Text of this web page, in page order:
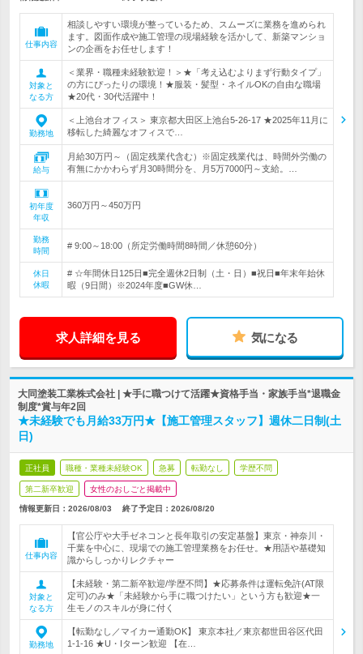
仕事内容
相談しやすい環境が整っているため、スムーズに業務を進められ
ます。図面作成や施工管理の現場経験を活かして、新築マンショ
ンの企画をお任せします！
対象と
なる方
＜業界・職種未経験歓迎！＞★「考え込むよりまず行動タイプ」
の方にぴったりの環境！★服装・髪型・ネイルOKの自由な職場
★20代・30代活躍中！
勤務地
＜上池台オフィス＞ 東京都大田区上池台5-26-17 ★2025年11月に
移転した綺麗なオフィスで…
給与
月給30万円～（固定残業代含む）※固定残業代は、時間外労働の
有無にかかわらず月30時間分を、月5万7000円～支給。…
初年度
年収
360万円～450万円
勤務
時間
# 9:00～18:00（所定労働時間8時間／休憩60分）
休日
休暇
# ☆年間休日125日■完全週休2日制（土・日）■祝日■年末年始休
暇（9日間）※2024年度■GW休…
求人詳細を見る 気になる
大同塗装工業株式会社 | ★手に職つけて活躍★資格手当・家族手当*退職金
制度*賞与年2回
★未経験でも月給33万円★【施工管理スタッフ】週休二日制(土
日)
正社員 職種・業種未経験OK 急募 転勤なし 学歴不問
第二新卒歓迎 女性のおしごと掲載中
情報更新日：2026/08/03 終了予定日： 2026/08/20
仕事内容
【官公庁や大手ゼネコンと長年取引の安定基盤】東京・神奈川・
千葉を中心に、現場での施工管理業務をお任せ。★用語や基礎知
識からしっかりレクチャー
対象と
なる方
【未経験・第二新卒歓迎/学歴不問】★応募条件は運転免許(AT限
定可)のみ★「未経験から手に職つけたい」という方も歓迎★一
生モノのスキルが身に付く
勤務地
【転勤なし／マイカー通勤OK】 東京本社／東京都世田谷区代田
1-1-16 ★U・Iターン歓迎 【在…